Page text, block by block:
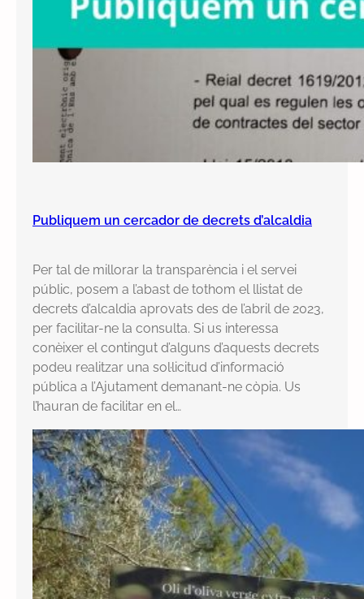
Publiquem un cercador de decrets d’alcaldia
Per tal de millorar la transparència i el servei
públic, posem a l’abast de tothom el llistat de
decrets d’alcaldia aprovats des de l’abril de 2023,
per facilitar-ne la consulta. Si us interessa
conèixer el contingut d’alguns d’aquests decrets
podeu realitzar una sol·licitud d’informació
pública a l’Ajutament demanant-ne còpia. Us
l’hauran de facilitar en el…